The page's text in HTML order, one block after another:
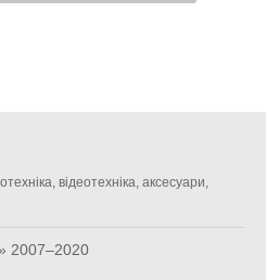
відеотехніка, аксесуари,
2007–2020